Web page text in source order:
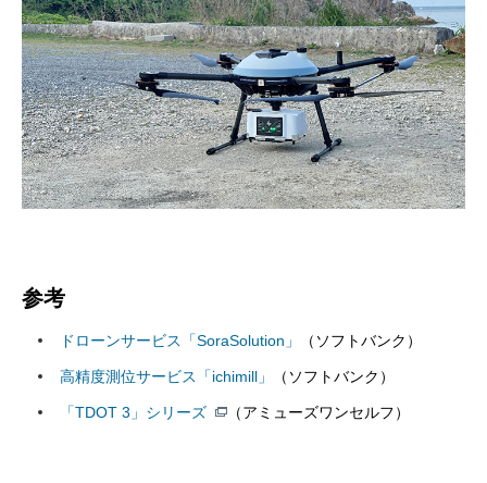
参考
ドローンサービス「SoraSolution」 （ソフトバンク）
高精度測位サービス「ichimill」 （ソフトバンク）
「TDOT 3」シリーズ （アミューズワンセルフ）